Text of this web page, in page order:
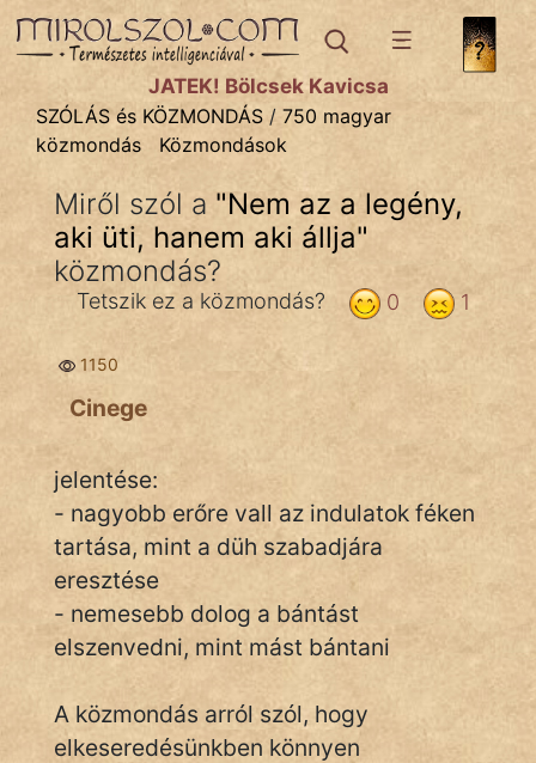
SZÓLÁS ÉS KÖZMONDÁStémák:
Bibliai
Kifejezések
Közmondások
Rímelő
Szállóigék
Szóláscsoportok
Szólások
Tréfás
IRODALOM
És
KÖZMONDÁS
JÁTÉK! Bölcsek Kavicsa
SZÓLÁS és KÖZMONDÁS / 750 magyar
közmondás
Közmondások
Miről szól a "Nem az a legény,
aki üti, hanem aki állja"
közmondás?
1
0
Tetszik ez a közmondás?
1150
Cinege
jelentése:
- nagyobb erőre vall az indulatok féken
tartása, mint a düh szabadjára
eresztése
- nemesebb dolog a bántást
elszenvedni, mint mást bántani
A közmondás arról szól, hogy
elkeseredésünkben könnyen